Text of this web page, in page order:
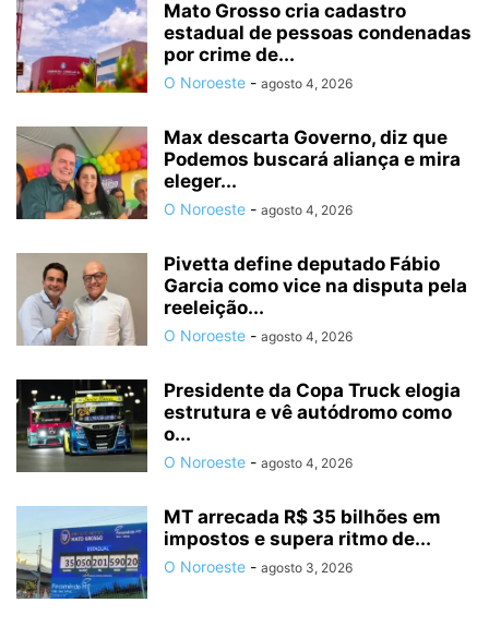
Mato Grosso cria cadastro
estadual de pessoas condenadas
por crime de...
O Noroeste - agosto 4, 2026
Max descarta Governo, diz que
Podemos buscará aliança e mira
eleger...
O Noroeste - agosto 4, 2026
Pivetta define deputado Fábio
Garcia como vice na disputa pela
reeleição...
O Noroeste - agosto 4, 2026
Presidente da Copa Truck elogia
estrutura e vê autódromo como
o...
O Noroeste - agosto 4, 2026
MT arrecada R$ 35 bilhões em
impostos e supera ritmo de...
O Noroeste - agosto 3, 2026